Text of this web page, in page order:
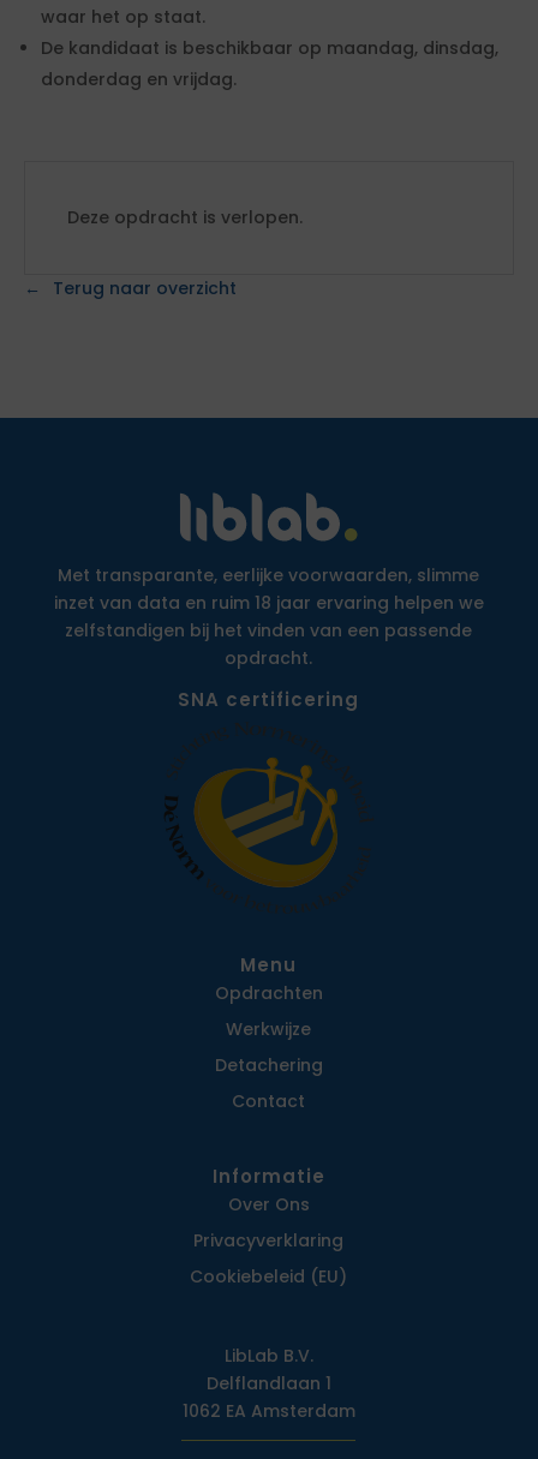
waar het op staat.
De kandidaat is beschikbaar op maandag, dinsdag,
donderdag en vrijdag.
Deze opdracht is verlopen.
Terug naar overzicht
Met transparante, eerlijke voorwaarden, slimme
inzet van data en ruim 18 jaar ervaring helpen we
zelfstandigen bij het vinden van een passende
opdracht.
SNA certificering
Menu
Opdrachten
Werkwijze
Detachering
Contact
Informatie
Over Ons
Privacy­verklaring
Cookiebeleid (EU)
LibLab B.V.
Delflandlaan 1
1062 EA Amsterdam